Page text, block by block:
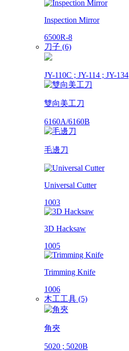
Inspection Mirror
6500R-8
刀子 (6)
JY-110C ; JY-114 ; JY-134
雙向美工刀
6160A/6160B
毛邊刀
Universal Cutter
1003
3D Hacksaw
1005
Trimming Knife
1006
木工工具 (5)
角夾
5020 ; 5020B